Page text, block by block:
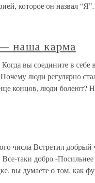
которое он назвал
наша карма
вы соедините в себе
люди регулярно
концов, люди болеют?
числа Встретил добрый
таки добро -
вы думаете о том, как